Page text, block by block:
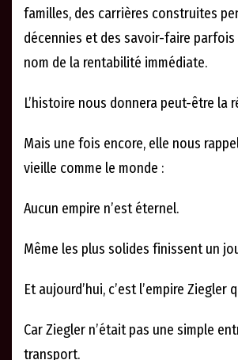
familles, des carrières construites
décennies et des savoir-faire
nom de la rentabilité immédiate.
L’histoire nous donnera peut-être la
Mais une fois encore, elle nous
vieille comme le monde :
Aucun empire n’est éternel.
Même les plus solides finissent un
Et aujourd’hui, c’est l’empire Ziegler
Car Ziegler n’était pas une simple
transport.